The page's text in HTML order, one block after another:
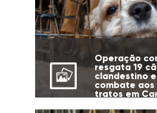
Operação
resgata 19
clandestino
combate aos
tratos em